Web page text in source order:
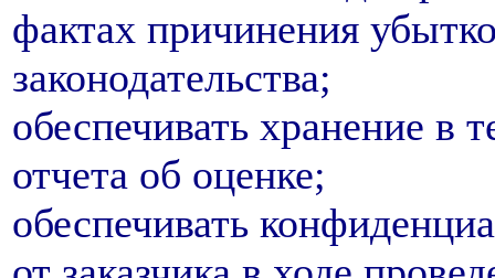
фактах причинения
законодательства;
обеспечивать хранение в
отчета об оценке;
обеспечивать